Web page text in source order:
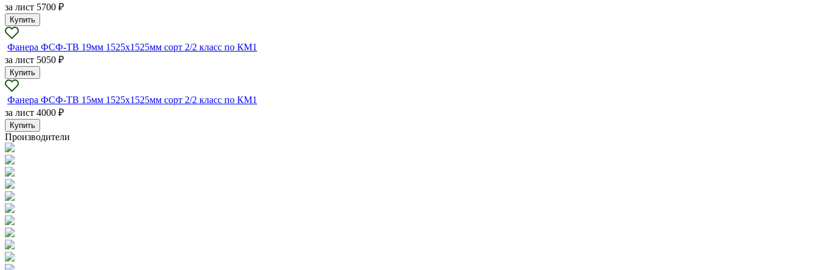
за лист 5700 ₽
Купить
Фанера ФСФ-ТВ 19мм 1525х1525мм сорт 2/2 класс по КМ1
за лист 5050 ₽
Купить
Фанера ФСФ-ТВ 15мм 1525х1525мм сорт 2/2 класс по КМ1
за лист 4000 ₽
Купить
Производители